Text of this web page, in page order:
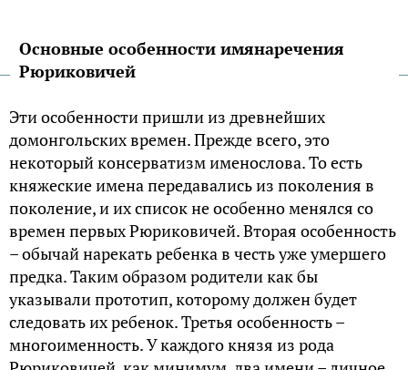
Основные особенности имянаречения
Рюриковичей
Эти особенности пришли из древнейших
домонгольских времен. Прежде всего, это
некоторый консерватизм именослова. То есть
княжеские имена передавались из поколения в
поколение, и их список не особенно менялся со
времен первых Рюриковичей. Вторая особенность
– обычай нарекать ребенка в честь уже умершего
предка. Таким образом родители как бы
указывали прототип, которому должен будет
следовать их ребенок. Третья особенность –
многоименность. У каждого князя из рода